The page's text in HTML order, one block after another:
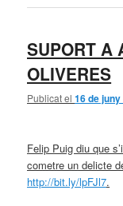
SUPORT A
OLIVERES
Publicat el16 de juny
Felip Puig diu que
cometre un delicte
http://bit.ly/lpFJl7.